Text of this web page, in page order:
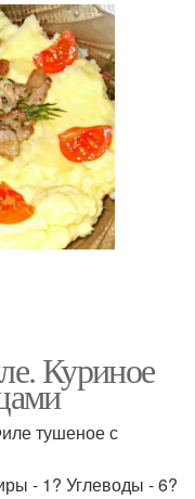
Куриное
тушеное с
- 1? Углеводы - 6?